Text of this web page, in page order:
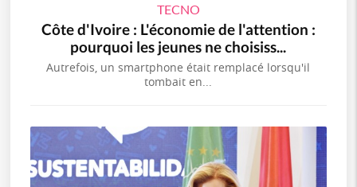
TECNO
Côte d'Ivoire : L'économie de l'attention :
pourquoi les jeunes ne choisiss...
Autrefois, un smartphone était remplacé lorsqu'il
tombait en...